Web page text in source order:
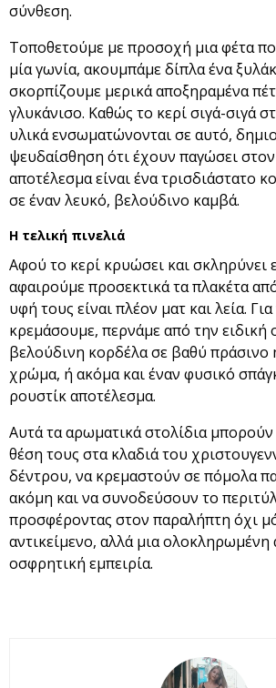
σύνθεση.
Τοποθετούμε με προσοχή μια φέτα
μία γωνία, ακουμπάμε δίπλα ένα
σκορπίζουμε μερικά αποξηραμένα
γλυκάνισο. Καθώς το κερί σιγά-σιγά
υλικά ενσωματώνονται σε αυτό,
ψευδαίσθηση ότι έχουν παγώσει
αποτέλεσμα είναι ένα τρισδιάστατο
σε έναν λευκό, βελούδινο καμβά.
Η τελική πινελιά
Αφού το κερί κρυώσει και σκληρύνει
αφαιρούμε προσεκτικά τα πλακέτα
υφή τους είναι πλέον ματ και λεία.
κρεμάσουμε, περνάμε από την ειδική
βελούδινη κορδέλα σε βαθύ πράσινο
χρώμα, ή ακόμα και έναν φυσικό
ρουστίκ αποτέλεσμα.
Αυτά τα αρωματικά στολίδια
θέση τους στα κλαδιά του
δέντρου, να κρεμαστούν σε πόμολα
ακόμη και να συνοδεύσουν το
προσφέροντας στον παραλήπτη όχι
αντικείμενο, αλλά μια ολοκληρωμένη
οσφρητική εμπειρία.